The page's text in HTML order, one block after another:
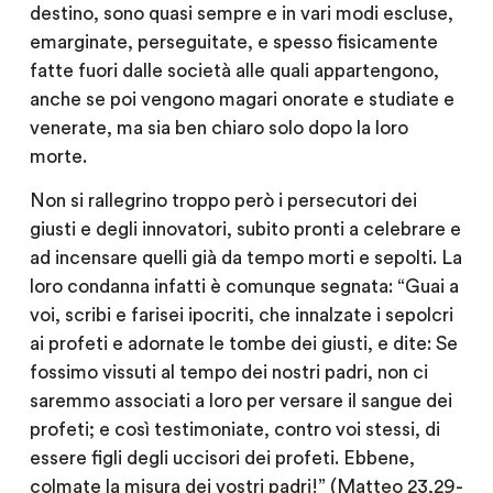
destino, sono quasi sempre e in vari modi escluse,
emarginate, perseguitate, e spesso fisicamente
fatte fuori dalle società alle quali appartengono,
anche se poi vengono magari onorate e studiate e
venerate, ma sia ben chiaro solo dopo la loro
morte.
Non si rallegrino troppo però i persecutori dei
giusti e degli innovatori, subito pronti a celebrare e
ad incensare quelli già da tempo morti e sepolti. La
loro condanna infatti è comunque segnata: “Guai a
voi, scribi e farisei ipocriti, che innalzate i sepolcri
ai profeti e adornate le tombe dei giusti, e dite: Se
fossimo vissuti al tempo dei nostri padri, non ci
saremmo associati a loro per versare il sangue dei
profeti; e così testimoniate, contro voi stessi, di
essere figli degli uccisori dei profeti. Ebbene,
colmate la misura dei vostri padri!” (Matteo 23,29-